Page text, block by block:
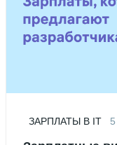
ЗАРПЛАТЫ В IT